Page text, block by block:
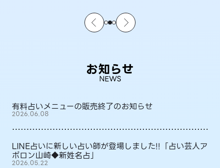
お知らせ
NEWS
有料占いメニューの販売終了のお知らせ
2026.06.08
LINE占いに新しい占い師が登場しました!!「占い芸人ア
ポロン山崎◆新姓名占」
2026.05.22